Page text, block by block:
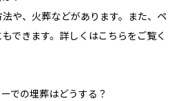
や、火葬などがあります。また、ペ
できます。詳しくはこちらをご覧く
での埋葬はどうする？